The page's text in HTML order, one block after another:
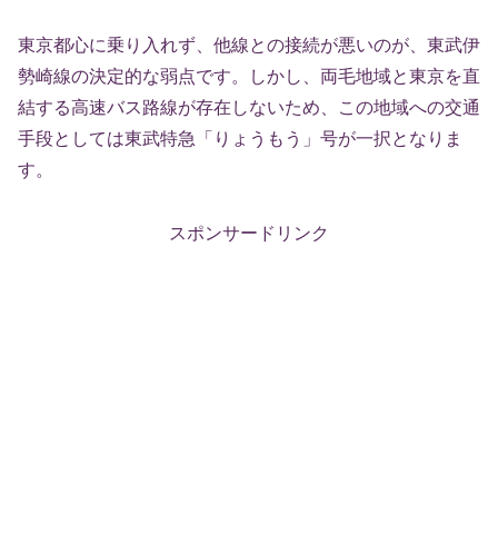
東京都心に乗り入れず、他線との接続が悪いのが、東武伊
勢崎線の決定的な弱点です。しかし、両毛地域と東京を直
結する高速バス路線が存在しないため、この地域への交通
手段としては東武特急「りょうもう」号が一択となりま
す。
スポンサードリンク